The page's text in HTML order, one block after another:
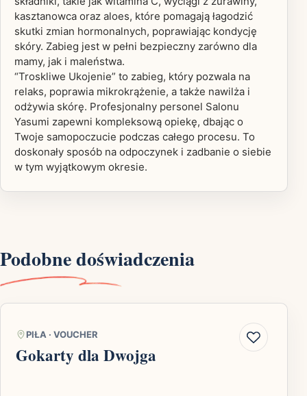
kasztanowca oraz aloes, które pomagają łagodzić
skutki zmian hormonalnych, poprawiając kondycję
skóry. Zabieg jest w pełni bezpieczny zarówno dla
mamy, jak i maleństwa.
“Troskliwe Ukojenie” to zabieg, który pozwala na
relaks, poprawia mikrokrążenie, a także nawilża i
odżywia skórę. Profesjonalny personel Salonu
Yasumi zapewni kompleksową opiekę, dbając o
Twoje samopoczucie podczas całego procesu. To
doskonały sposób na odpoczynek i zadbanie o siebie
w tym wyjątkowym okresie.
Podobne doświadczenia
PIŁA · VOUCHER
Gokarty dla Dwojga